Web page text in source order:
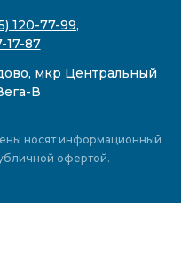
120-77-99,
17-87
мкр Центральный
В
носят информационный
офертой.